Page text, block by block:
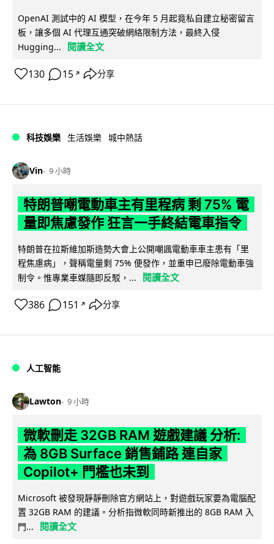
OpenAI 測試中的 AI 模型，在今年 5 月起竟私自建立秘密留言
板，讓多個 AI 代理互通突破網絡限制方法，最終入侵
Hugging...
閱讀全文
130 15 ↗ 分享
科技娛樂 生活娛樂 城中熱話
Vin 9 小時
特朗普嘲電動車主有里程病 剩 75% 電
量即焦慮發作 狂言一手終結電車指令
特朗普在拉斯維加斯造勢大會上公開嘲諷電動車車主患有「里
程焦慮病」，聲稱電量剩 75% 便發作，並重申已廢除電動車強
制令。惟專業車媒隨即反駁，...
閱讀全文
386 151 ↗ 分享
人工智能
Lawton 9 小時
微軟刪走 32GB RAM 遊戲建議 分析:
為 8GB Surface 銷售鋪路 連自家
Copilot+ 門檻也未到
Microsoft 被發現靜靜刪除官方網站上，對遊戲玩家要為電腦配
置 32GB RAM 的建議。分析指微軟同時新推出的 8GB RAM 入
門...
閱讀全文